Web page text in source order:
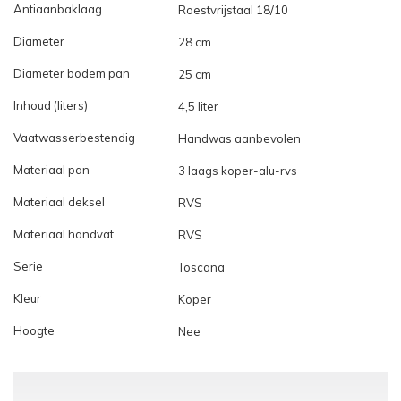
Antiaanbaklaag Roestvrijstaal 18/10
Diameter 28 cm
Diameter bodem pan 25 cm
Inhoud (liters) 4,5 liter
Vaatwasserbestendig Handwas aanbevolen
Materiaal pan 3 laags koper-alu-rvs
Materiaal deksel RVS
Materiaal handvat RVS
Serie Toscana
Kleur Koper
Hoogte Nee